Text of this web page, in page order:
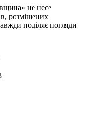
не несе
розміщених
поділяє погляди